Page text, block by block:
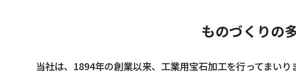
ものづくりの
当社は、1894年の創業以来、工業用宝石加工を行ってまい